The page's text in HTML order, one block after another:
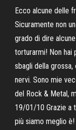
Ecco alcune delle
Sicuramente non
grado di dire
torturarmi! Non hai
sbagli della
nervi. Sono mie
del Rock & Metal,
19/01/10 Grazie a
più siamo meglio